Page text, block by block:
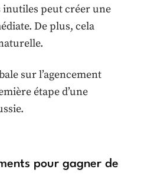
peut créer une
De plus, cela
sur l’agencement
étape d’une
pour gagner de